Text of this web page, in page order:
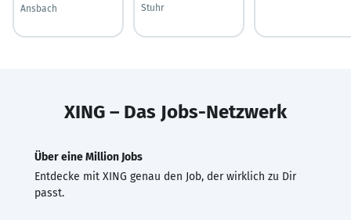
Ansbach
Stuhr
XING – Das Jobs-Netzwerk
Über eine Million Jobs
Entdecke mit XING genau den Job, der wirklich zu Dir
passt.